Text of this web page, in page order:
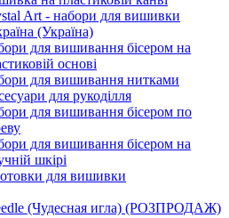
Art - набори для вишивки
(Україна)
для вишивання бісером на
основі
для вишивання нитками
для рукоділля
для вишивання бісером по
для вишивання бісером на
шкірі
для вишивки
(Чудесная игла) (РОЗПРОДАЖ)